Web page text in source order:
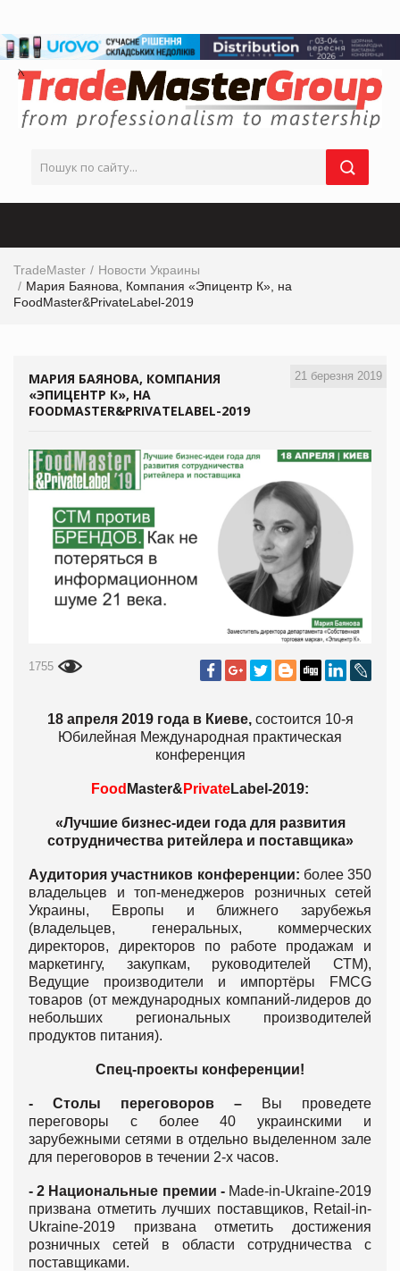
TradeMaster
Новости Украины
Мария Баянова, Компания «Эпицентр К», на
FoodMaster&PrivateLabel-2019
21 березня 2019
МАРИЯ БАЯНОВА, КОМПАНИЯ
«ЭПИЦЕНТР К», НА
FOODMASTER&PRIVATELABEL-2019
1755
18 апреля 2019 года в Киеве,состоится 10-я
Юбилейная Международная практическая
конференция
Food Master& PrivateLabel-2019:
«Лучшие бизнес-идеи года для развития
сотрудничества ритейлера и поставщика»
Аудитория участников конференции: более 350
владельцев и топ-менеджеров розничных сетей
Украины, Европы и ближнего зарубежья
(владельцев, генеральных, коммерческих
директоров, директоров по работе продажам и
маркетингу, закупкам, руководителей СТМ),
Ведущие производители и импортёры FMCG
товаров (от международных компаний-лидеров до
небольших региональных производителей
продуктов питания).
Спец-проекты конференции!
- Столы переговоров – Вы проведете
переговоры с более 40 украинскими и
зарубежными сетями в отдельно выделенном зале
для переговоров в течении 2-х часов.
- 2 Национальные премии -Made-in-Ukraine-2019
призвана отметить лучших поставщиков, Retail-in-
Ukraine-2019 призвана отметить достижения
розничных сетей в области сотрудничества с
поставщиками.